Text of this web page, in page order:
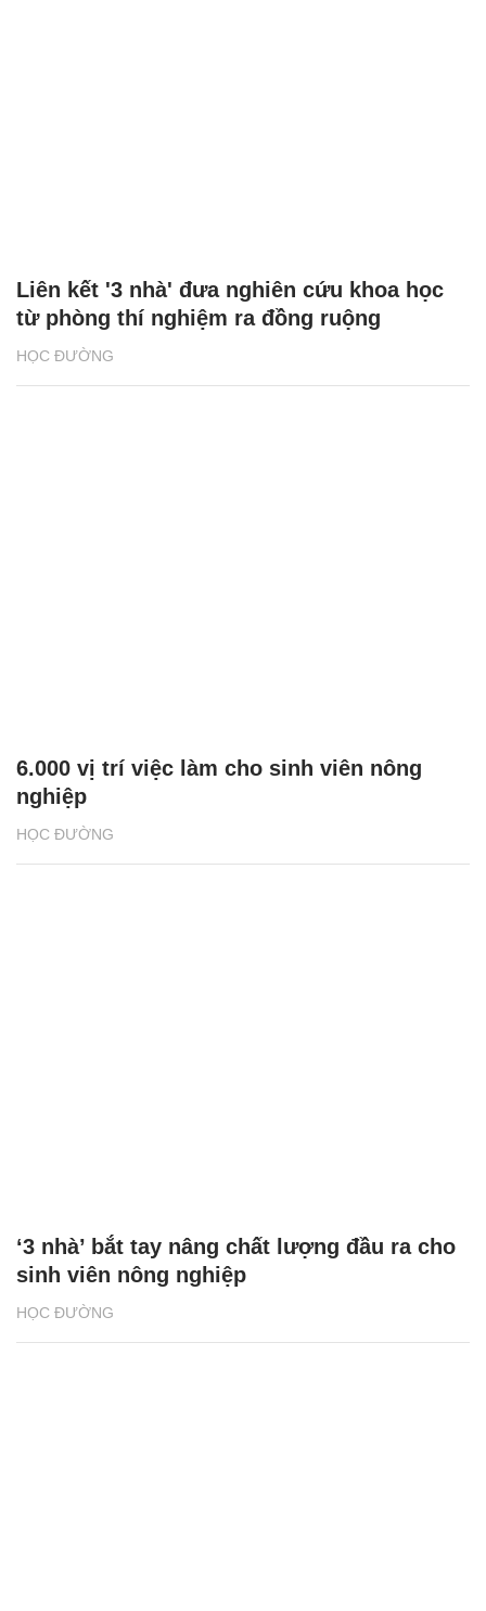
HỌC ĐƯỜNG
Liên kết '3 nhà' đưa nghiên cứu khoa học
từ phòng thí nghiệm ra đồng ruộng
HỌC ĐƯỜNG
6.000 vị trí việc làm cho sinh viên nông
nghiệp
HỌC ĐƯỜNG
‘3 nhà’ bắt tay nâng chất lượng đầu ra cho
sinh viên nông nghiệp